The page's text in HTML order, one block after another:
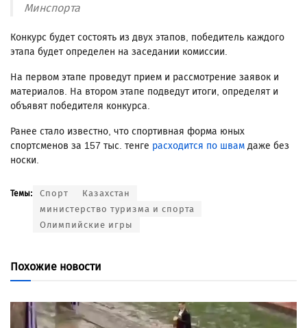
Минспорта
Конкурс будет состоять из двух этапов, победитель каждого
этапа будет определен на заседании комиссии.
На первом этапе проведут прием и рассмотрение заявок и
материалов. На втором этапе подведут итоги, определят и
объявят победителя конкурса.
Ранее стало известно, что спортивная форма юных
спортсменов за 157 тыс. тенге расходится по швам даже без
носки.
Темы: Спорт
Казахстан
министерство туризма и спорта
Олимпийские игры
Похожие новости